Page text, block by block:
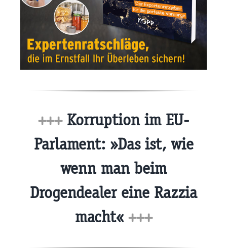
+++Korruption im EU-
Parlament: »Das ist, wie
wenn man beim
Drogendealer eine Razzia
macht« +++